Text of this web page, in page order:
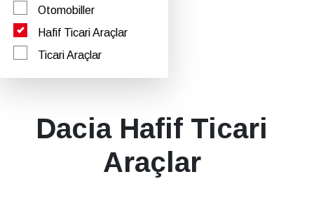
Otomobiller
Hafif Ticari Araçlar
Ticari Araçlar
Dacia Hafif Ticari
Araçlar